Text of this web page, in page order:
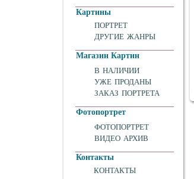
Картины
ПОРТРЕТ
ДРУГИЕ ЖАНРЫ
Магазин Картин
В НАЛИЧИИ
УЖЕ ПРОДАНЫ
ЗАКАЗ ПОРТРЕТА
Фотопортрет
ФОТОПОРТРЕТ
ВИДЕО АРХИВ
Контакты
КОНТАКТЫ